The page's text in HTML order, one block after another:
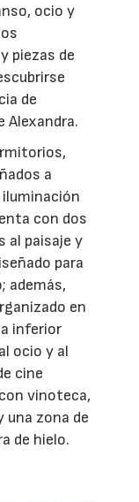
ocio y
piezas de
de
Alexandra.
a
con dos
al paisaje y
para
además,
en
inferior
ocio y al
cine
vinoteca,
una zona de
de hielo.